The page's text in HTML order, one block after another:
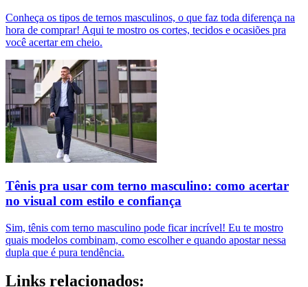
Conheça os tipos de ternos masculinos, o que faz toda diferença na
hora de comprar! Aqui te mostro os cortes, tecidos e ocasiões pra
você acertar em cheio.
Tênis pra usar com terno masculino: como acertar
no visual com estilo e confiança
Sim, tênis com terno masculino pode ficar incrível! Eu te mostro
quais modelos combinam, como escolher e quando apostar nessa
dupla que é pura tendência.
Links relacionados: